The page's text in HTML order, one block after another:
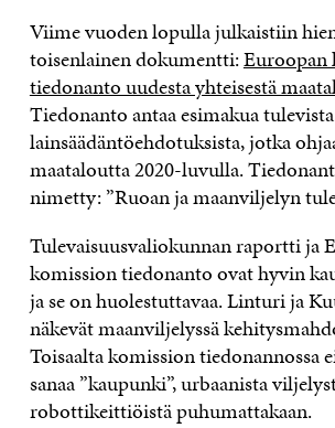
Viime vuoden lopulla julkaistiin
toisenlainen dokumentti:Euroopan
tiedonanto uudesta yhteisestä
Tiedonanto antaa esimakua tulevista
lainsäädäntöehdotuksista, jotka
maataloutta 2020-luvulla.
nimetty: ”Ruoan ja maanviljelyn
Tulevaisuusvaliokunnan raportti ja
komission tiedonanto ovat hyvin
ja se on huolestuttavaa. Linturi ja
näkevät maanviljelyssä
Toisaalta komission tiedonannossa
sanaa ”kaupunki”, urbaanista
robottikeittiöistä puhumattakaan.